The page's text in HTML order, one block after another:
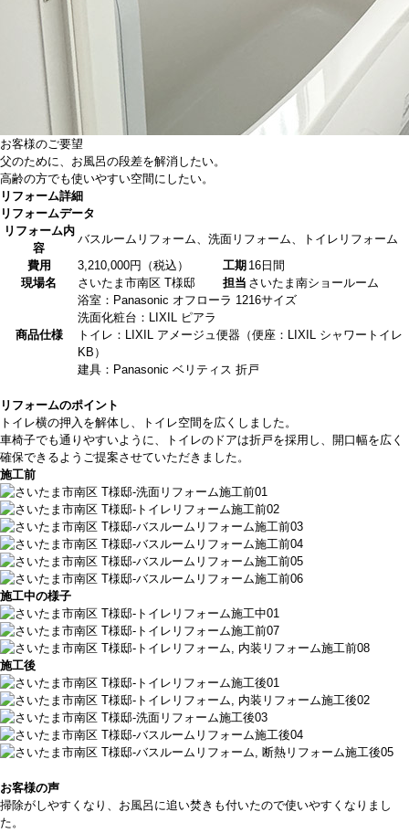
お客様のご要望
父のために、お風呂の段差を解消したい。
高齢の方でも使いやすい空間にしたい。
リフォーム詳細
リフォームデータ
リフォーム内
容
バスルームリフォーム、洗面リフォーム、トイレリフォーム
費用
3,210,000円（税込） 工期 16日間
現場名
さいたま市南区 T様邸 担当 さいたま南ショールーム
商品仕様
浴室：Panasonic オフローラ 1216サイズ
洗面化粧台：LIXIL ピアラ
トイレ：LIXIL アメージュ便器（便座：LIXIL シャワートイレ
KB）
建具：Panasonic ベリティス 折戸
リフォームのポイント
トイレ横の押入を解体し、トイレ空間を広くしました。
車椅子でも通りやすいように、トイレのドアは折戸を採用し、開口幅を広く
確保できるようご提案させていただきました。
施工前
施工中の様子
施工後
お客様の声
掃除がしやすくなり、お風呂に追い焚きも付いたので使いやすくなりまし
た。